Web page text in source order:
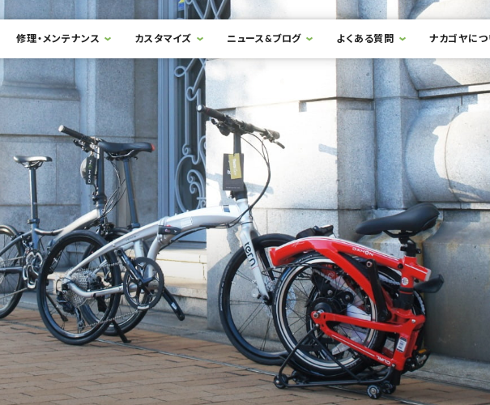
修理・メンテナンス カスタマイズ ニュース&ブログ よくある質問 ナカゴヤにつ